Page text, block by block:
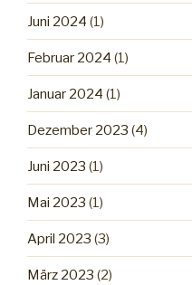
Juni 2024 (1)
Februar 2024 (1)
Januar 2024 (1)
Dezember 2023 (4)
Juni 2023 (1)
Mai 2023 (1)
April 2023 (3)
März 2023 (2)